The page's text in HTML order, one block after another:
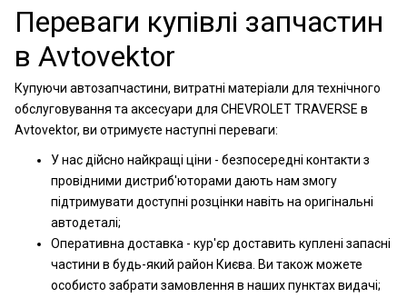
Переваги купівлі запчастин
в Avtovektor
Купуючи автозапчастини, витратні матеріали для технічного
обслуговування та аксесуари для CHEVROLET TRAVERSE в
Avtovektor, ви отримуєте наступні переваги:
У нас дійсно найкращі ціни - безпосередні контакти з
провідними дистриб'юторами дають нам змогу
підтримувати доступні розцінки навіть на оригінальні
автодеталі;
Оперативна доставка - кур'єр доставить куплені запасні
частини в будь-який район Києва. Ви також можете
особисто забрати замовлення в наших пунктах видачі;